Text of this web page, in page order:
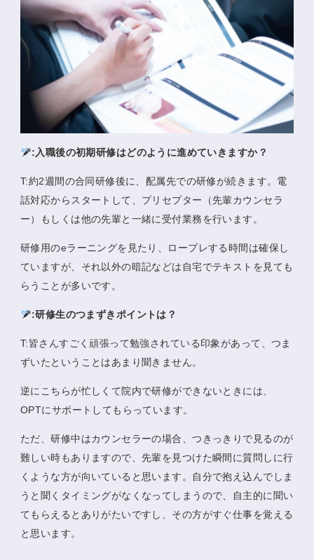
:入職後の初期研修はどのように進めていきますか？
T:約2週間の合同研修後に、配属先での研修が続きます。電
話対応からスタートして、プリセプター（先輩カウンセラ
ー）もしくは他の先輩と一緒に受付業務を行います。
研修用のeラーニングを見たり、ロープレする時間は確保し
ていますが、それ以外の暗記などは自宅でテキストを見ても
らうことが多いです。
:研修生のつまずきポイントは？
T:皆さんすごく頑張って勉強されている印象があって、つま
ずいたということはあまり聞きません。
逆にこちらが忙しくて院内で研修ができないときには、
OPTにサポートしてもらっています。
ただ、研修中はカウンセラーの場合、つきっきりで見るのが
難しい時もありますので、先輩を見つけた瞬間に質問しに行
くような方が向いていると思います。自分で抱え込んでしま
うと聞くタイミングがなくなってしまうので、自主的に聞い
てもらえるとありがたいですし、その方がすぐ仕事を覚える
と思います。